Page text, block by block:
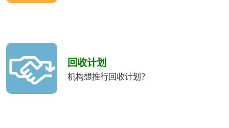
回收计划
机构想推行回收计划？